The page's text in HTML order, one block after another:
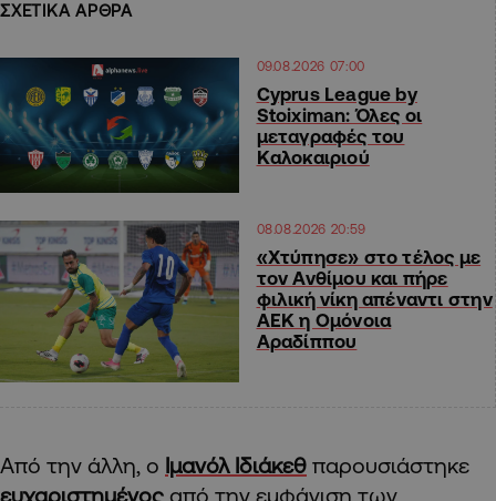
ΣΧΕΤΙΚΑ ΑΡΘΡΑ
09.08.2026 07:00
Cyprus League by
Stoiximan: Όλες οι
μεταγραφές του
Καλοκαιριού
08.08.2026 20:59
«Χτύπησε» στο τέλος με
τον Ανθίμου και πήρε
φιλική νίκη απέναντι στην
ΑΕΚ η Ομόνοια
Αραδίππου
Από την άλλη, ο Ιμανόλ Ιδιάκεθ παρουσιάστηκε
ευχαριστημένος από την εμφάνιση των